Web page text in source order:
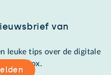
van
leuke tips over de digitale
mailbox.